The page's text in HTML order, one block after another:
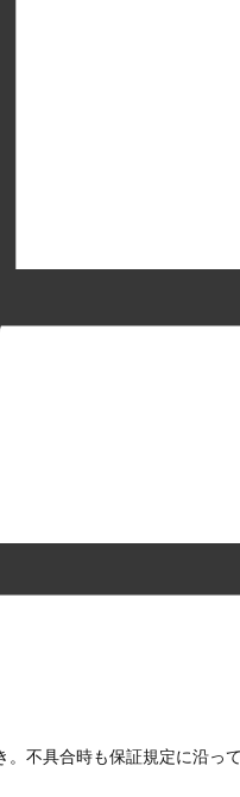
。不具合時も保証規定に沿っ